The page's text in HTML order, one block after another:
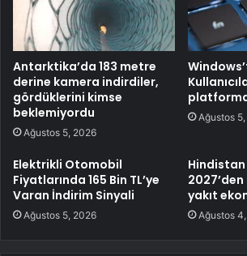
Antarktika’da 183 metre
derine kamera indirdiler,
gördüklerini kimse
beklemiyordu
Ağustos 5, 2026
platforma
Ağustos
Elektrikli Otomobil
Fiyatlarında 165 Bin TL’ye
Varan İndirim Sinyali
Ağustos 5, 2026
Hindistan
yakıt
Ağustos